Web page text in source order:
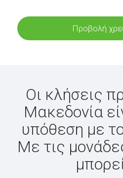
Προβολή
Οι κλήσεις
Μακεδονία
υπόθεση με
Με τις